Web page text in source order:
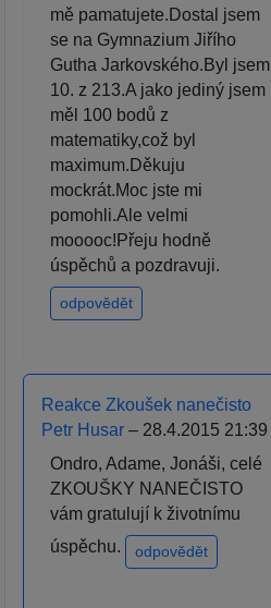
mě pamatujete.Dostal jsem
se na Gymnazium Jiřího
Gutha Jarkovského.Byl jsem
10. z 213.A jako jediný jsem
měl 100 bodů z
matematiky,což byl
maximum.Děkuju
mockrát.Moc jste mi
pomohli.Ale velmi
mooooc!Přeju hodně
úspěchů a pozdravuji.
odpovědět
Reakce Zkoušek nanečisto
Petr Husar – 28.4.2015 21:39
Ondro, Adame, Jonáši, celé
ZKOUŠKY NANEČISTO
vám gratulují k životnímu
úspěchu.
odpovědět